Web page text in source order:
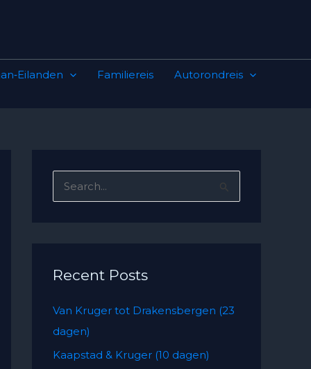
Familiereis
Autorondreis
c
f
o
r
Recent Posts
Van Kruger tot Drakensbergen (23
dagen)
Kaapstad & Kruger (10 dagen)